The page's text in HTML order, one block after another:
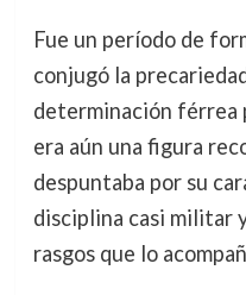
Fue un período de
conjugó la
determinación férrea
era aún una figura
despuntaba por su
disciplina casi militar
rasgos que lo